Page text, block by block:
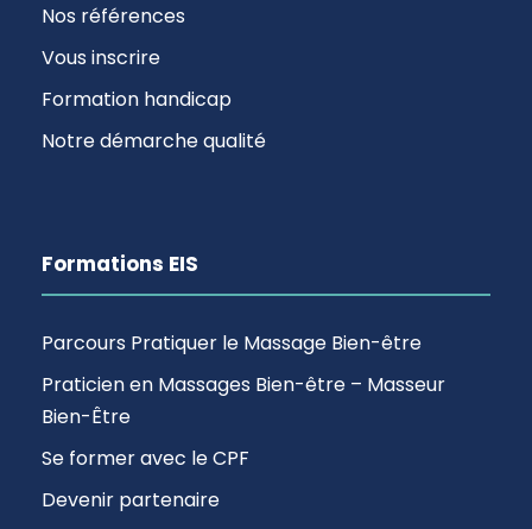
Nos références
Vous inscrire
Formation handicap
Notre démarche qualité
Formations EIS
Parcours Pratiquer le Massage Bien-être
Praticien en Massages Bien-être – Masseur
Bien-Être
Se former avec le CPF
Devenir partenaire